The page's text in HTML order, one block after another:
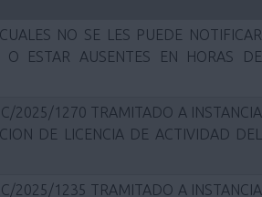
NO SE LES PUEDE NOTIFICAR
O ESTAR AUSENTES EN HORAS DE
2025/1270 TRAMITADO A INSTANCIA
DE LICENCIA DE ACTIVIDAD DEL
2025/1235 TRAMITADO A INSTANCIA